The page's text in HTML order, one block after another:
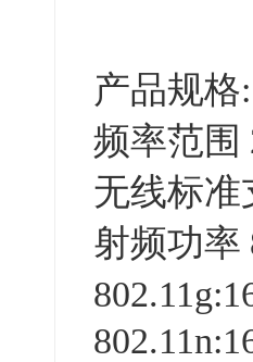
产品规格:
频率范围
无线标准
射频功率